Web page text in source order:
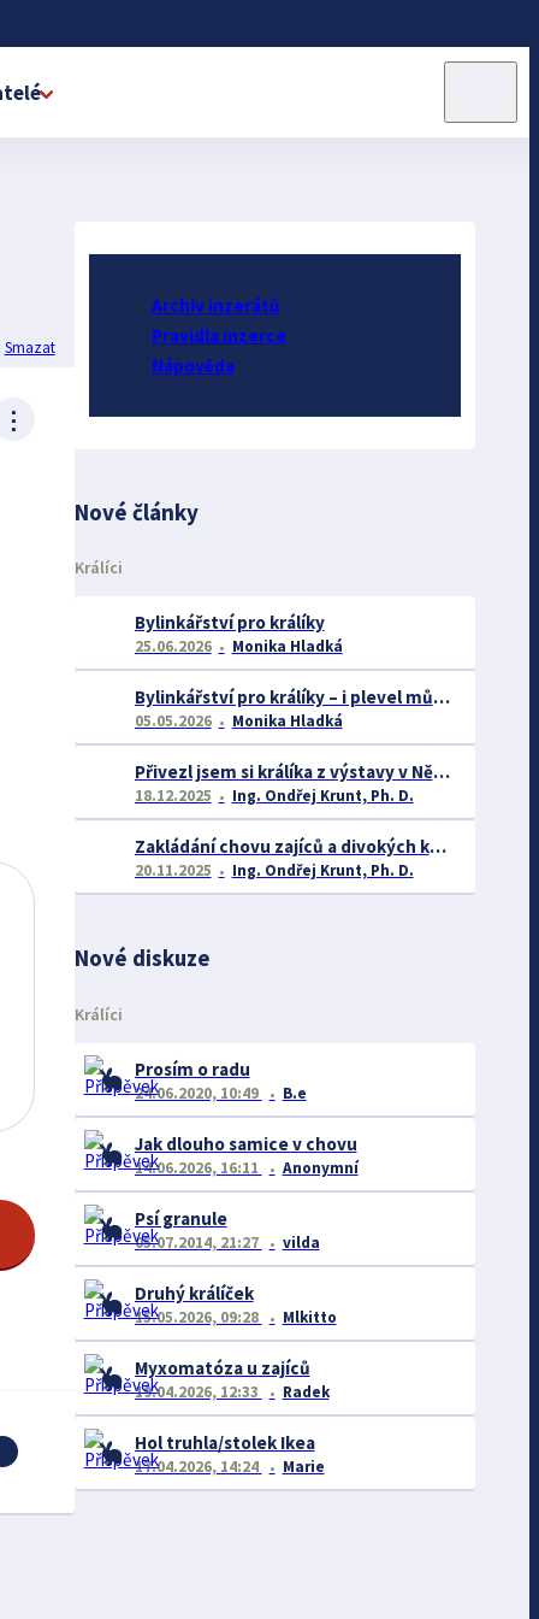
Smazat
⋮
Archiv inzerátů
Pravidla inzerce
Nápověda
Nové články
Králíci
Bylinkářství pro králíky
25.06.2026 Monika Hladká
Bylinkářství pro králíky – i plevel může být lečivý
05.05.2026 Monika Hladká
Přivezl jsem si králíka z výstavy v Německu a nežere – co s tím?
18.12.2025 Ing. Ondřej Krunt, Ph. D.
Zakládání chovu zajíců a divokých králíků – rozdíly v biologii, legislativě a chovatelském přístupu
20.11.2025 Ing. Ondřej Krunt, Ph. D.
Nové diskuze
Králíci
Prosím o radu
24.06.2020, 10:49 B.e
Jak dlouho samice v chovu
14.06.2026, 16:11 Anonymní
Psí granule
05.07.2014, 21:27 vilda
Druhý králíček
15.05.2026, 09:28 Mlkitto
Myxomatóza u zajíců
19.04.2026, 12:33 Radek
Hol truhla/stolek Ikea
17.04.2026, 14:24 Marie